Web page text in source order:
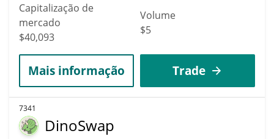
Capitalização de
mercado
$40,093
Volume
$5
Mais informação Trade
7341
DinoSwap